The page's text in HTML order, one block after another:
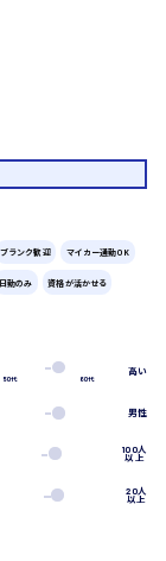
ブランク歓迎 マイカー通勤OK
日勤のみ 資格が活かせる
50代 60代
高い
男性
100人
以上
20人
以上